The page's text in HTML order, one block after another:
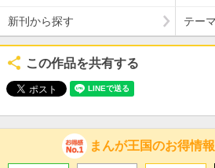
新刊から探す テー
この作品を共有する
まんが王国のお得情